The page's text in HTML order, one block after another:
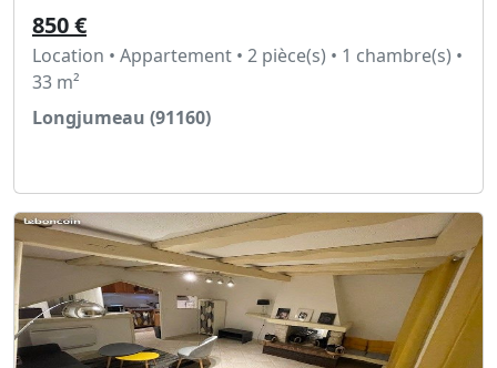
850 €
Location • Appartement • 2 pièce(s) • 1 chambre(s) •
33 m²
Longjumeau (91160)